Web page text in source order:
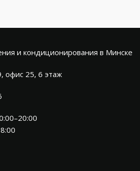
и кондиционирования в Минске
офис 25, 6 этаж